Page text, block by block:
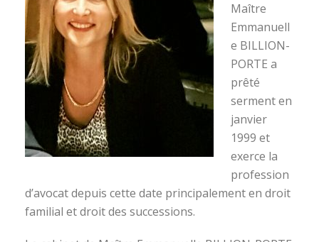
Maître
Emmanuell
e BILLION-
PORTE a
prêté
serment en
janvier
1999 et
exerce la
profession
d’avocat depuis cette date principalement en droit
familial et droit des successions.